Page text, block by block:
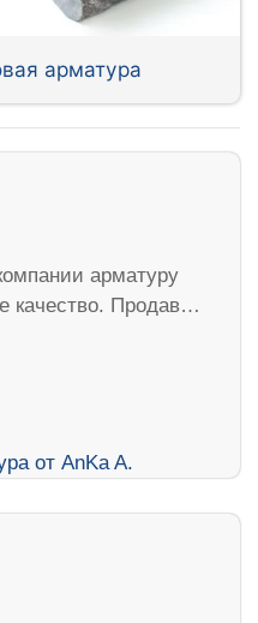
арматура
арматуру
качество. Продав…